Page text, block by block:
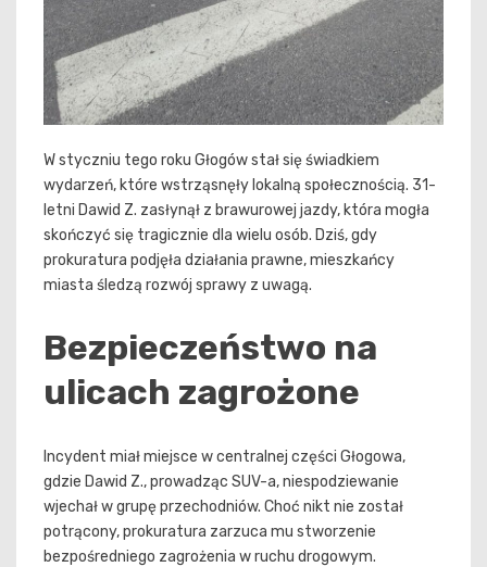
W styczniu tego roku Głogów stał się świadkiem
wydarzeń, które wstrząsnęły lokalną społecznością. 31-
letni Dawid Z. zasłynął z brawurowej jazdy, która mogła
skończyć się tragicznie dla wielu osób. Dziś, gdy
prokuratura podjęła działania prawne, mieszkańcy
miasta śledzą rozwój sprawy z uwagą.
Bezpieczeństwo na
ulicach zagrożone
Incydent miał miejsce w centralnej części Głogowa,
gdzie Dawid Z., prowadząc SUV-a, niespodziewanie
wjechał w grupę przechodniów. Choć nikt nie został
potrącony, prokuratura zarzuca mu stworzenie
bezpośredniego zagrożenia w ruchu drogowym.